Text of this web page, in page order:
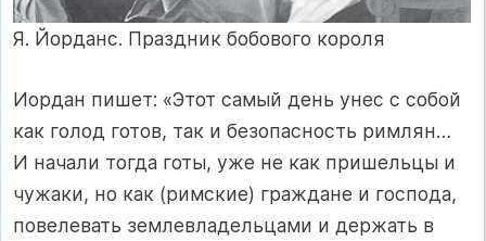
Я. Йорданс. Праздник бобового короля
Иордан пишет: «Этот самый день унес с собой
как голод готов, так и безопасность римлян…
И начали тогда готы, уже не как пришельцы и
чужаки, но как (римские) граждане и господа,
повелевать землевладельцами и держать в